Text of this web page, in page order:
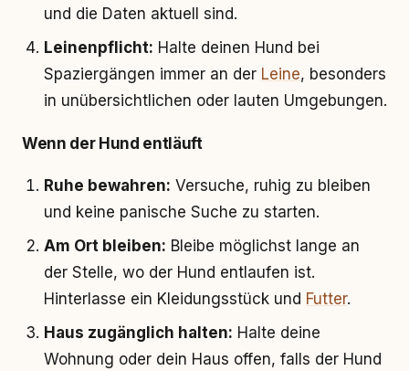
und die Daten aktuell sind.
Leinenpflicht: Halte deinen Hund bei
Spaziergängen immer an der Leine, besonders
in unübersichtlichen oder lauten Umgebungen.
Wenn der Hund entläuft
Ruhe bewahren: Versuche, ruhig zu bleiben
und keine panische Suche zu starten.
Am Ort bleiben: Bleibe möglichst lange an
der Stelle, wo der Hund entlaufen ist.
Hinterlasse ein Kleidungsstück und Futter.
Haus zugänglich halten: Halte deine
Wohnung oder dein Haus offen, falls der Hund